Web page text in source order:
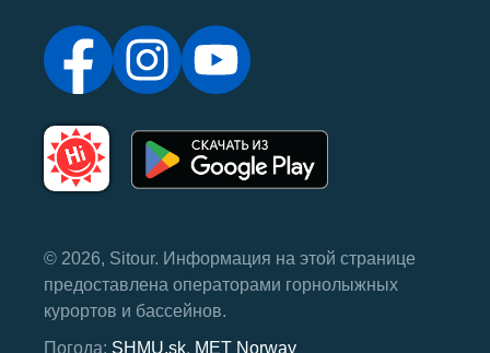
© 2026, Sitour. Информация на этой странице
предоставлена ​​операторами горнолыжных
курортов и бассейнов.
Погода: SHMU.sk, MET Norway